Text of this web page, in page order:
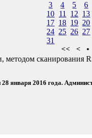
3
4 5 6
10 11 12 13
17 18 19 20
24 25 26 27
31
<< < •
методом сканирования
28 января 2016 года.